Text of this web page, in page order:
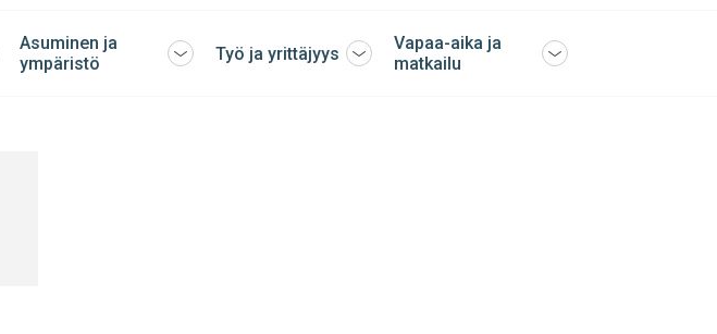
Asuminen ja
ympäristö
Avaa
Työ ja yrittäjyys Avaa
Vapaa-aika ja
matkailu
Avaa